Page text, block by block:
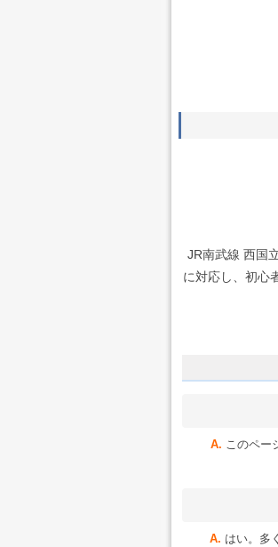
JR南武線 西国
に対応し、初心
このペー
はい。多